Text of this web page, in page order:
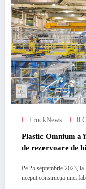
TruckNews 0
Plastic Omnium a
de rezervoare de
Pe 25 septembrie 2023,
nceput construcția unei